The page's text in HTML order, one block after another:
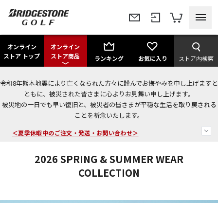
オンライン
ストア トップ
オンライン
ストア商品
ランキング お気に入り ストア内検索
令和8年熊本地震により亡くなられた方々に謹んでお悔やみを申し上げますと
ともに、被災された皆さまに心よりお見舞い申し上げます。
被災地の一日でも早い復旧と、被災者の皆さまが平穏な生活を取り戻される
ことを祈念いたします。
今なら新規会員登録で1,000円OFFクーポンプレゼント！
＜商品配送に関するお知らせ＞
＜夏季休暇中のご注文・発送・お問い合わせ＞
2026 SPRING & SUMMER WEAR
COLLECTION